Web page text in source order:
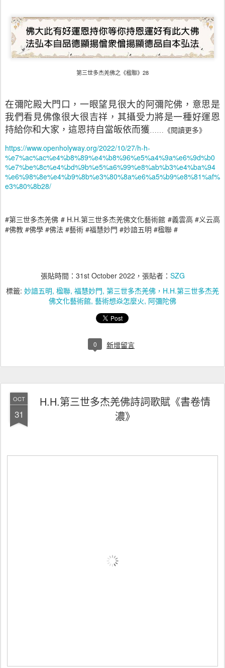
第三世多杰羌佛之《楹聯》28
在彌陀殿大門口，一眼望見很大的阿彌陀佛，意思是
我們看見佛像很大很吉祥，其攝受力將是一種好運恩
持給你和大家，這恩持自當皈依而獲
《閱讀更多》
https://www.openholyway.org/2022/10/27/h-h-
%e7%ac%ac%e4%b8%89%e4%b8%96%e5%a4%9a%e6%9d%b0
%e7%be%8c%e4%bd%9b%e5%a6%99%e8%ab%b3%e4%ba%94
%e6%98%8e%e4%b9%8b%e3%80%8a%e6%a5%b9%e8%81%af%
e3%80%8b28/
#第三世多杰羌佛 # H.H.第三世多杰羌佛文化藝術館 #義雲高 #义云高
#佛教 #佛學 #佛法 #藝術 #福慧妙門 #妙諳五明 #楹聯 #
張貼時間： 31st October 2022 ，張貼者： SZG
標籤: 妙諳五明 楹聯 福慧妙門 第三世多杰羌佛，H.H.第三世多杰羌
佛文化藝術館 藝術想焱怎麼火 阿彌陀佛
0 新增留言
OCT
31
H.H.第三世多杰羌佛詩詞歌賦《書卷情
濃》